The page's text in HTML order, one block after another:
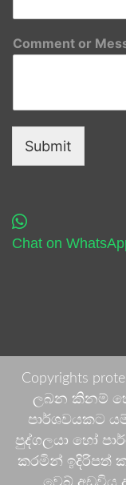
Comment or
Submit
Chat on
Copyrights
ලබන කිනම්
පාර්ශවයකට
පුද්ගලයා හෝ
කරමින් ඉදිරිපත්